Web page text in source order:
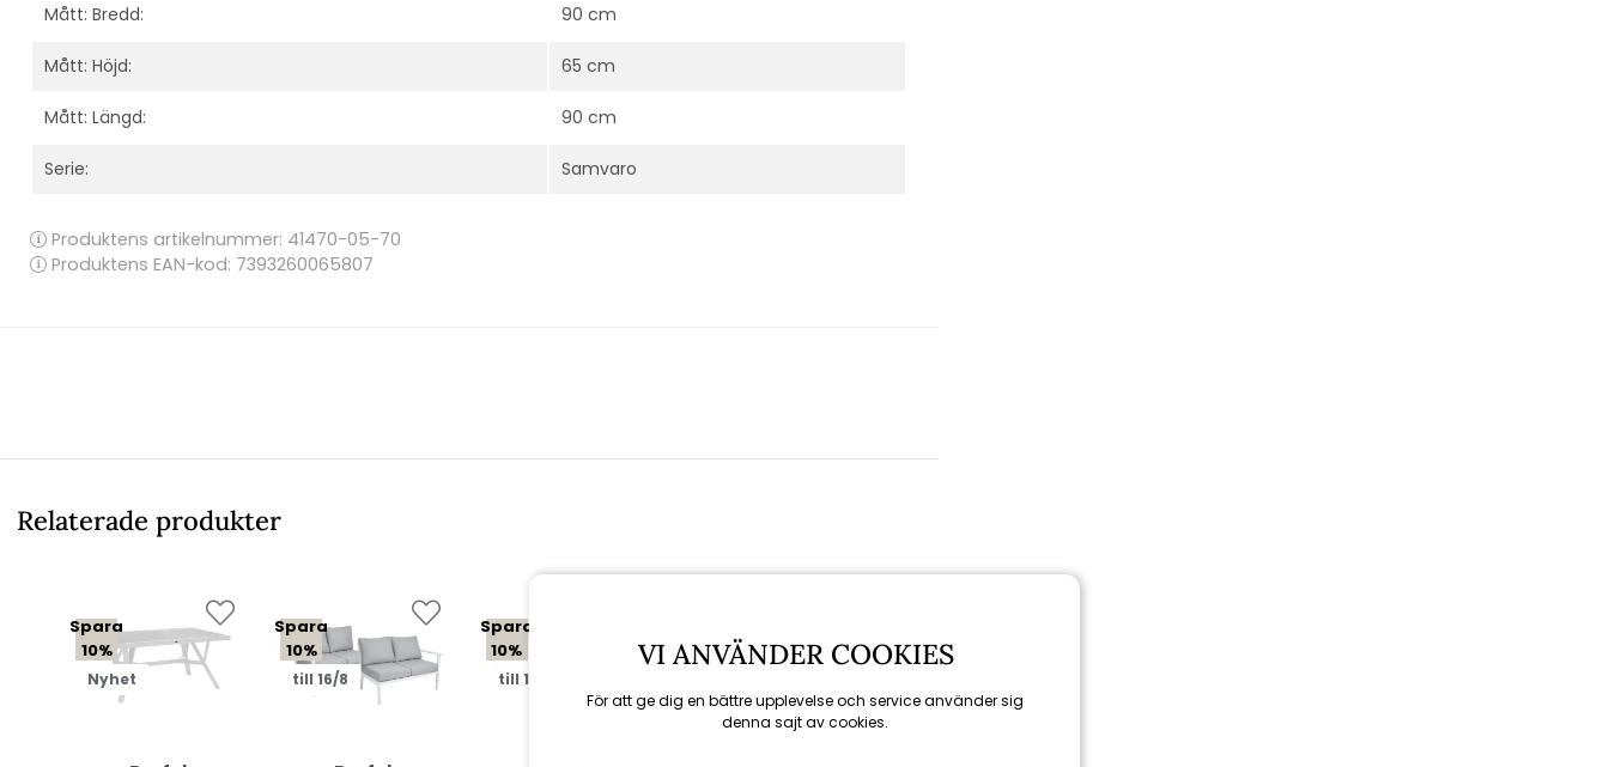
Mått: Bredd: 90 cm
Mått: Höjd: 65 cm
Mått: Längd: 90 cm
Serie: Samvaro
Produktens artikelnummer: 41470-05-70
Produktens EAN-kod: 7393260065807
Relaterade produkter
Spara
10%
Nyhet
Spara
10%
till 16/8
Spara
10%
till 16/8
10%
VI ANVÄNDER COOKIES
För att ge dig en bättre upplevelse och service använder sig
denna sajt av cookies.